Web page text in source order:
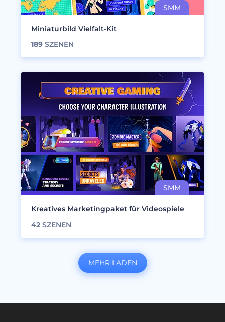
Miniaturbild Vielfalt-Kit
189 SZENEN
Kreatives Marketingpaket für Videospiele
42 SZENEN
MEHR LADEN